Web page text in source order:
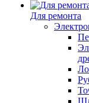
Для ремонта